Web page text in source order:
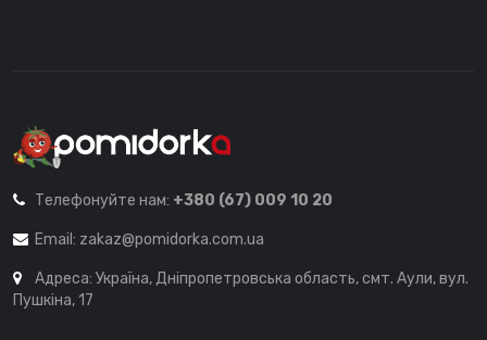
Телефонуйте нам: +380 (67) 009 10 20
Email: zakaz@pomidorka.com.ua
Адреса: Україна, Дніпропетровська область, смт. Аули, вул.
Пушкіна, 17